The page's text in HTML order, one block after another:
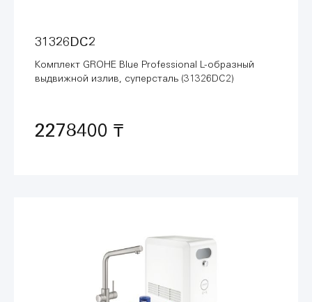
31326DC2
Комплект GROHE Blue Professional L-образный
выдвижной излив, суперсталь (31326DC2)
2278400 ₸